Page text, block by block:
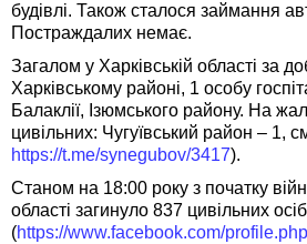
будівлі. Також сталося займання
Постраждалих немає.
Загалом у Харківській області за
Харківському районі, 1 особу
Балаклії, Ізюмського району. На
цивільних: Чугуївський район – 1,
https://t.me/synegubov/3417).
Станом на 18:00 року з початку
області загинуло 837 цивільних
(https://www.facebook.com/